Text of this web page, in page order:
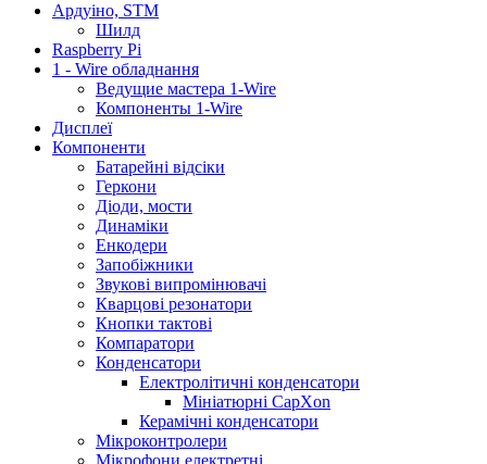
Ардуіно, STM
Шилд
Raspberry Pi
1 - Wire обладнання
Ведущие мастера 1-Wire
Компоненты 1-Wire
Дисплеї
Компоненти
Батарейні відсіки
Геркони
Діоди, мости
Динаміки
Енкодери
Запобіжники
Звукові випромінювачі
Кварцові резонатори
Кнопки тактові
Компаратори
Конденсатори
Електролітичні конденсатори
Мініатюрні CapXon
Керамічні конденсатори
Мікроконтролери
Мікрофони електретні